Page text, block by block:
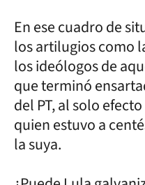
En ese cuadro de
los artilugios como
los ideólogos de
que terminó
del PT, al solo
quien estuvo a
la suya.